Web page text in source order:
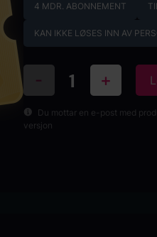
4 MDR. ABONNEMENT
KAN IKKE LØSES INN AV
- +
Du mottar en e-post med
versjon